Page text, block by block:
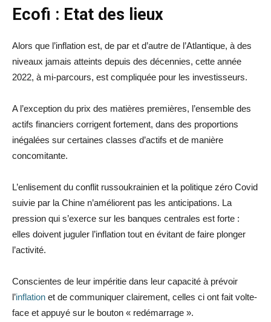
Ecofi : Etat des lieux
Alors que l’inflation est, de par et d’autre de l’Atlantique, à des
niveaux jamais atteints depuis des décennies, cette année
2022, à mi-parcours, est compliquée pour les investisseurs.
A l’exception du prix des matières premières, l’ensemble des
actifs financiers corrigent fortement, dans des proportions
inégalées sur certaines classes d’actifs et de manière
concomitante.
L’enlisement du conflit russoukrainien et la politique zéro Covid
suivie par la Chine n’améliorent pas les anticipations. La
pression qui s’exerce sur les banques centrales est forte :
elles doivent juguler l’inflation tout en évitant de faire plonger
l’activité.
Conscientes de leur impéritie dans leur capacité à prévoir
l’inflation et de communiquer clairement, celles ci ont fait volte-
face et appuyé sur le bouton « redémarrage ».